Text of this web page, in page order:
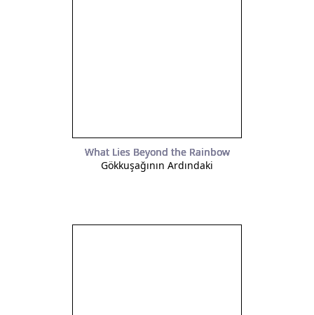
What Lies Beyond the Rainbow
Gökkuşağının Ardındaki